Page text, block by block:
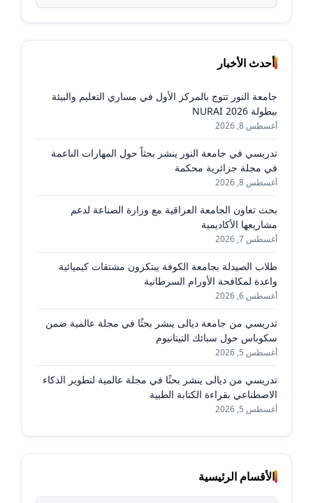
أحدث الأخبار
جامعة النور تتوج بالمركز الأول في مساري التعليم والبيئة
ببطولة NURAI 2026
أغسطس 8, 2026
تدريسي في جامعة النور ينشر بحثاً حول المهارات الناعمة
في مجلة جزائرية محكمة
أغسطس 8, 2026
بحث تعاون الجامعة العراقية مع وزارة الصناعة لدعم
مشاريعها الأكاديمية
أغسطس 7, 2026
طلاب الصيدلة بجامعة الكوفة يبتكرون مشتقات كيميائية
واعدة لمكافحة الأورام السرطانية
أغسطس 6, 2026
تدريسي من جامعة ديالى ينشر بحثًا في مجلة عالمية ضمن
سكوباس حول سبائك التيتانيوم
أغسطس 5, 2026
تدريسي من ديالى ينشر بحثًا في مجلة عالمية لتطوير الذكاء
الاصطناعي بقراءة الكتابة الطبية
أغسطس 5, 2026
الأقسام الرئيسية